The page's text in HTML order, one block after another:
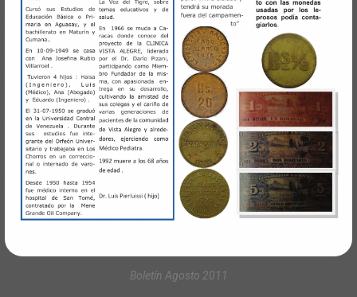
Boletín Agosto 2011